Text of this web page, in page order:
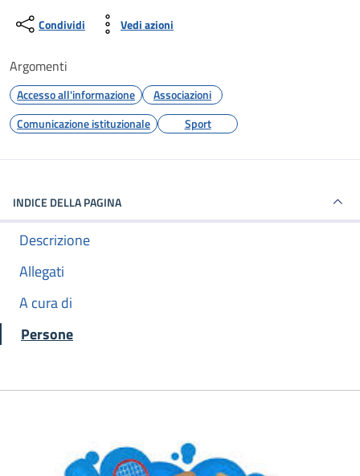
Condividi Vedi azioni
Argomenti
Accesso all'informazione
Associazioni
Comunicazione istituzionale
Sport
INDICE DELLA PAGINA
Descrizione
Allegati
A cura di
Persone